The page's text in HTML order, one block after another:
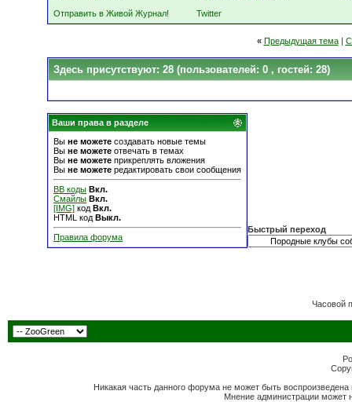
Отправить в Живой Журнал!
Twitter
« Предыдущая тема|
Здесь присутствуют: 28 (пользователей: 0 , гостей: 28)
Ваши права в разделе
Вы не можете создавать новые темы
Вы не можете отвечать в темах
Вы не можете прикреплять вложения
Вы не можете редактировать свои сообщения
BB коды Вкл.
Смайлы Вкл.
[IMG] код Вкл.
HTML код Выкл.
Правила форума
Быстрый переход
Часовой
Никакая часть данного форума не может быть
Мнение администрации может